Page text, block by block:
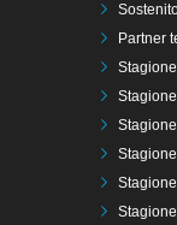
Partner